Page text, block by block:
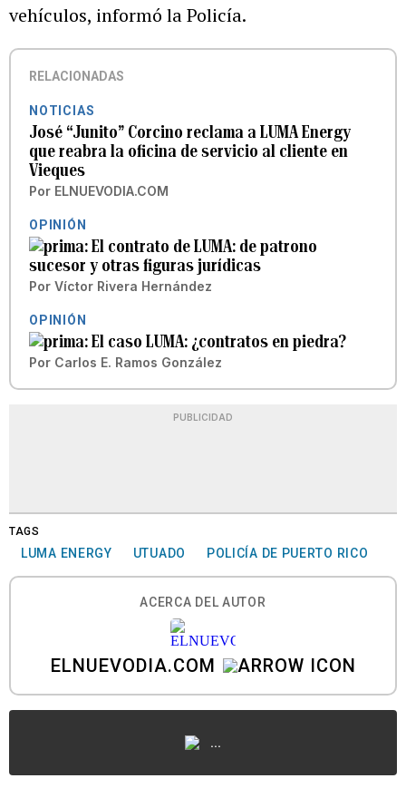
vehículos, informó la Policía.
RELACIONADAS
NOTICIAS
José “Junito” Corcino reclama a LUMA Energy
que reabra la oficina de servicio al cliente en
Vieques
Por ELNUEVODIA.COM
OPINIÓN
El contrato de LUMA: de patrono
sucesor y otras figuras jurídicas
Por Víctor Rivera Hernández
OPINIÓN
El caso LUMA: ¿contratos en piedra?
Por Carlos E. Ramos González
PUBLICIDAD
TAGS
LUMA ENERGY UTUADO POLICÍA DE PUERTO RICO
ACERCA DEL AUTOR
ELNUEVODIA.COM
...